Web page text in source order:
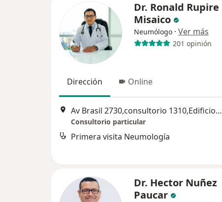
Dr. Ronald Rupire
Misaico
Neumólogo · Ver más
201 opinión
Dirección Online
Av Brasil 2730,consultorio 1310,Edificio Qualis, altura del del Hospital Militar del Perú., Pueblo Libre
Consultorio particular
Primera visita Neumología
Dr. Hector Nuñez
Paucar